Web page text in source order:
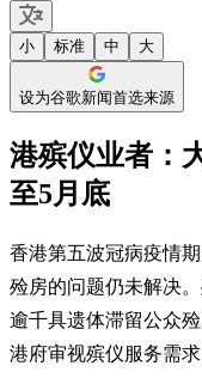
小 标准 中 大
设为谷歌新闻首选来源
港殡仪业者：
至5月底
香港第五波冠病疫情
殓房的问题仍未解决
逾千具遗体滞留公众
港府审视殡仪服务需求